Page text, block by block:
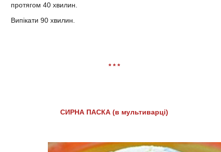
протягом 40 хвилин.
Випікати 90 хвилин.
* * *
СИРНА ПАСКА (в мультиварці)